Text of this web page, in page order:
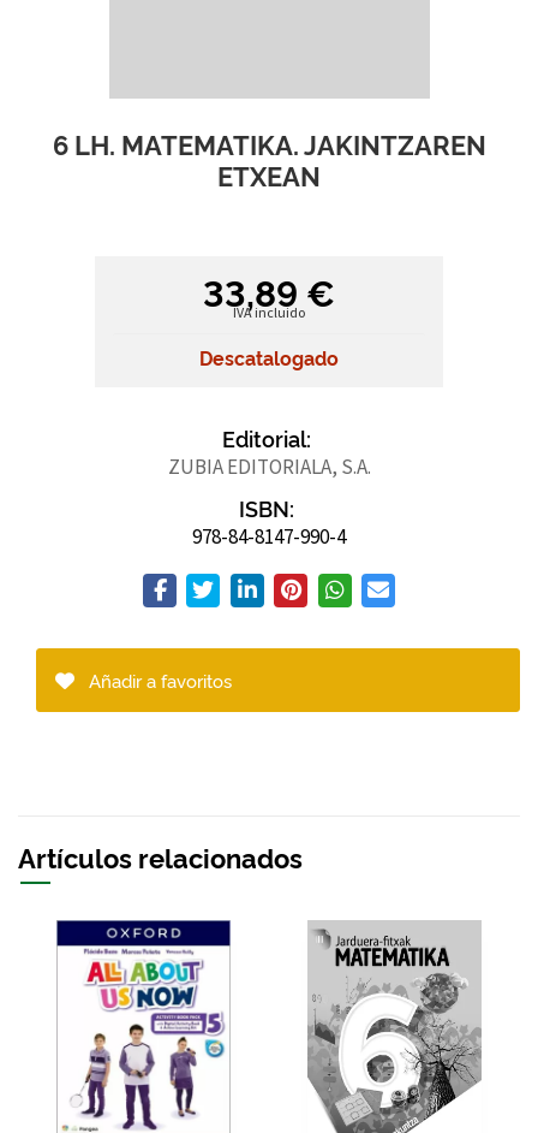
6 LH. MATEMATIKA. JAKINTZAREN
ETXEAN
33,89 €
IVA incluido
Descatalogado
Editorial:
ZUBIA EDITORIALA, S.A.
ISBN:
978-84-8147-990-4
Añadir a favoritos
Artículos relacionados